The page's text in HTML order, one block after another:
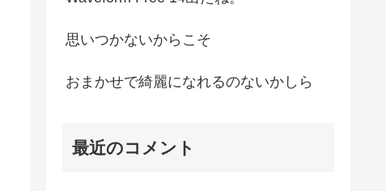
思いつかないからこそ
おまかせで綺麗になれるのないかしら
最近のコメント